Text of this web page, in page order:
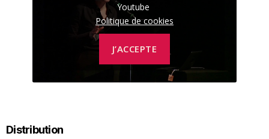
Youtube
Politique de cookies
J’ACCEPTE
Distribution